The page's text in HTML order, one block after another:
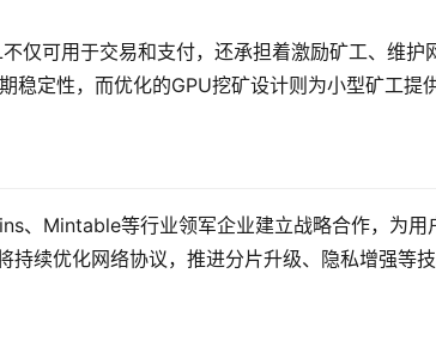
仅可用于交易和支付，还承担着激励矿工、维护
稳定性，而优化的GPU挖矿设计则为小型矿工提
、Mintable等行业领军企业建立战略合作，为用
持续优化网络协议，推进分片升级、隐私增强等